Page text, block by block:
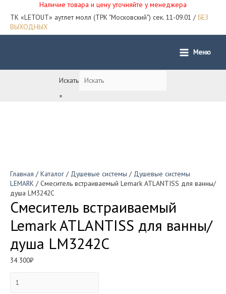
Наличие товара и цену уточняйте у менеджера
ТК «LETOUT» аутлет молл (ТРК "Московский") сек. 11-09.01 / БЕЗ
ВЫХОДНЫХ
Main
Меню
Искать
×
Главная / Каталог / Душевые системы / Душевые системы
LEMARK / Смеситель встраиваемый Lemark ATLANTISS для ванны/
душа LM3242C
Смеситель встраиваемый
Lemark ATLANTISS для ванны/
душа LM3242C
34 300₽
товара